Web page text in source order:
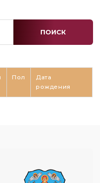
ПОИСК
Пол
Дата
рождения